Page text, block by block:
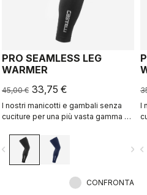
PRO SEAMLESS LEG
WARMER
45,00 € 33,75 €
I nostri manicotti e gambali senza
cuciture per una più vasta gamma di
impareggiabile.
navigate_next
CONFRONTA
I
navigate_before